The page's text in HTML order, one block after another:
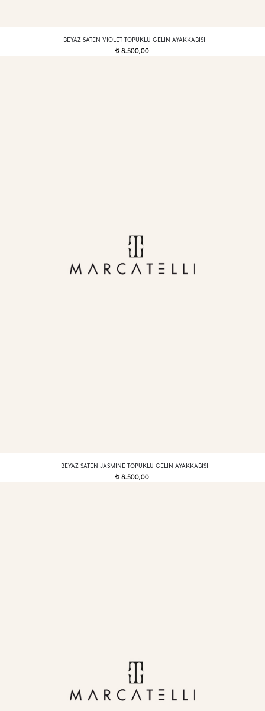
BEYAZ SATEN VIOLET TOPUKLU GELIN AYAKKABISI
t8.500,00
BEYAZ SATEN JASMINE TOPUKLU GELIN AYAKKABISI
t8.500,00